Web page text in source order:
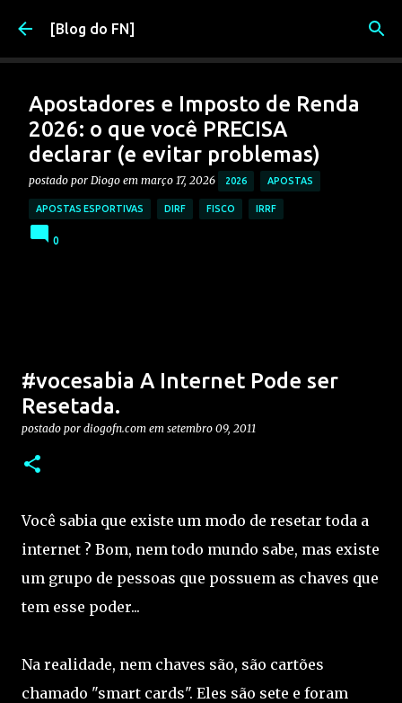
Pular para o conteúdo principal
[Blog do FN]
Apostadores e Imposto de Renda
2026: o que você PRECISA
declarar (e evitar problemas)
postado por Diogo em março 17, 2026 2026 APOSTAS
APOSTAS ESPORTIVAS DIRF FISCO IRRF
0
#vocesabia A Internet Pode ser
Resetada.
postado por diogofn.com em setembro 09, 2011
Você sabia que existe um modo de resetar toda a
internet ? Bom, nem todo mundo sabe, mas existe
um grupo de pessoas que possuem as chaves que
tem esse poder...
Na realidade, nem chaves são, são cartões
chamado "smart cards". Eles são sete e foram